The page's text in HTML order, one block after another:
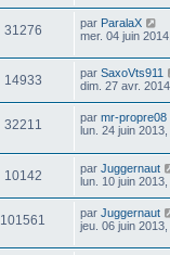
31276 par ParalaX
mer. 04 juin
14933 par SaxoVts911
dim. 27 avr.
32211 par mr-propre08
lun. 24 juin
10142 par Juggernaut
lun. 10 juin
101561 par Juggernaut
jeu. 06 juin 2013,